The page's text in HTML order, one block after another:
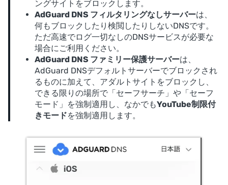
ングサイトをブロックします。
AdGuard DNS フィルタリングなしサーバーは、
何もブロックしたり検閲したりしないDNSです。
ただ高速でログ一切なしのDNSサービスが必要な
場合にご利用ください。
AdGuard DNS ファミリー保護サーバーは、
AdGuard DNSデフォルトサーバーでブロックされ
るものに加えて、アダルトサイトをブロックし、
できる限りの場所で「セーフサーチ」や「セーフ
モード」を強制適用し、なかでもYouTube制限付
きモードを強制適用します。